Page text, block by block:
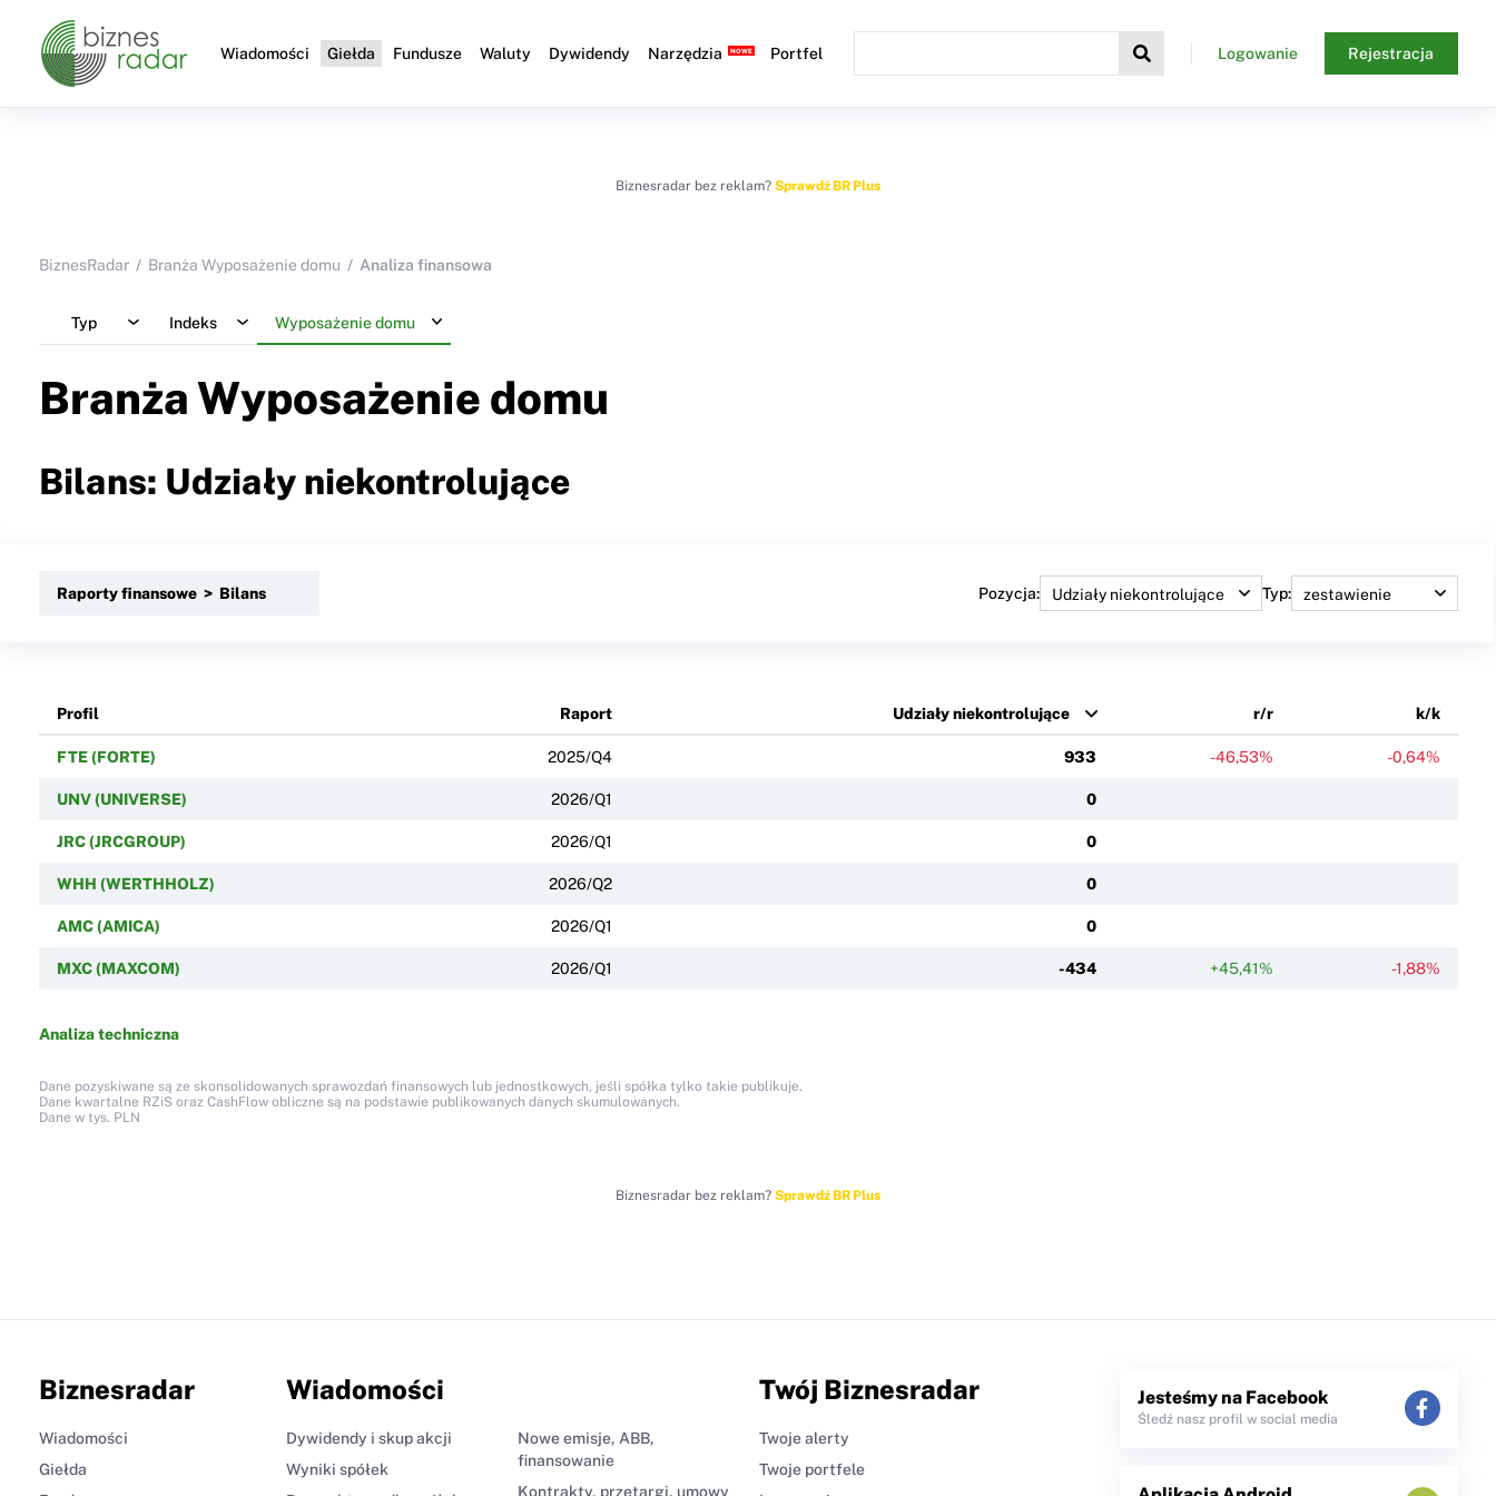
Wiadomości Giełda Fundusze Waluty Dywidendy Narzędzia Portfel Logowanie Rejestracja
Biznesradar bez reklam? Sprawdź BR Plus
BiznesRadar Branża Wyposażenie domu Analiza finansowa
Typ Indeks Wyposażenie domu
Branża Wyposażenie domu
Bilans: Udziały niekontrolujące
Raporty finansowe > Bilans Pozycja: Typ:
Profil Raport Udziały niekontrolujące r/r k/k
FTE (FORTE) 2025/Q4 933 -46,53% -0,64%
UNV (UNIVERSE) 2026/Q1 0
JRC (JRCGROUP) 2026/Q1 0
WHH (WERTHHOLZ) 2026/Q2 0
AMC (AMICA) 2026/Q1 0
MXC (MAXCOM) 2026/Q1 -434 +45,41% -1,88%
Analiza techniczna
Dane pozyskiwane są ze skonsolidowanych sprawozdań finansowych lub jednostkowych, jeśli spółka tylko takie publikuje.
Dane kwartalne RZiS oraz CashFlow obliczne są na podstawie publikowanych danych skumulowanych.
Dane w tys. PLN
Biznesradar bez reklam? Sprawdź BR Plus
Biznesradar
Wiadomości
Giełda
Wiadomości
Dywidendy i skup akcji
Wyniki spółek
Nowe emisje, ABB,
finansowanie
Kontrakty, przetargi, umowy
Twój Biznesradar
Twoje alerty
Twoje portfele
Jesteśmy na Facebook
Śledź nasz profil w social media